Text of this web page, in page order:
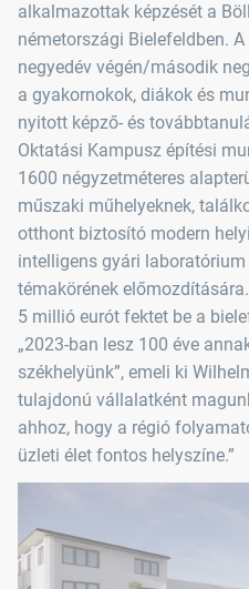
alkalmazottak képzését a
németországi Bielefeldben.
negyedév végén/második
a gyakornokok, diákok és
nyitott képző- és
Oktatási Kampusz építési
1600 négyzetméteres
műszaki műhelyeknek,
otthont biztosító modern
intelligens gyári
témakörének
5 millió eurót fektet be a
„2023-ban lesz 100 éve
székhelyünk”, emeli ki
tulajdonú vállalatként
ahhoz, hogy a régió
üzleti élet fontos helyszíne.”